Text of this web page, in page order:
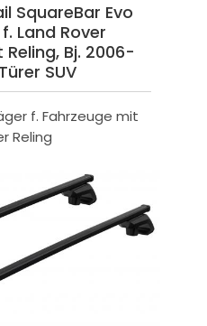
SquareBar Evo
Land Rover
Bj. 2006-
SUV
f. Fahrzeuge mit
Reling